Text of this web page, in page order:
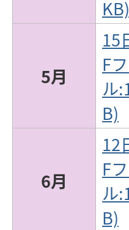
KB)
5月
15
F
ル
B)
6月
12
F
ル
B)